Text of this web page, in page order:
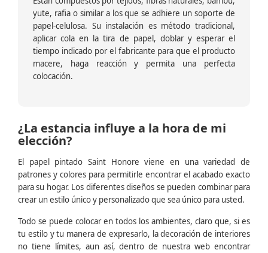
yute, rafia o similar a los que se adhiere un soporte de
papel-celulosa. Su instalación es método tradicional,
aplicar cola en la tira de papel, doblar y esperar el
tiempo indicado por el fabricante para que el producto
macere, haga reacción y permita una perfecta
colocación.
¿La estancia influye a la hora de mi
elección?
El papel pintado Saint Honore viene en una variedad de
patrones y colores para permitirle encontrar el acabado exacto
para su hogar. Los diferentes diseños se pueden combinar para
crear un estilo único y personalizado que sea único para usted.
Todo se puede colocar en todos los ambientes, claro que, si es
tu estilo y tu manera de expresarlo, la decoración de interiores
no tiene límites, aun así, dentro de nuestra web encontrar